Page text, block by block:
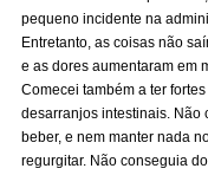
pequeno incidente na
Entretanto, as coisas não
e as dores aumentaram em
Comecei também a ter
desarranjos intestinais. Não
beber, e nem manter nada
regurgitar. Não conseguia